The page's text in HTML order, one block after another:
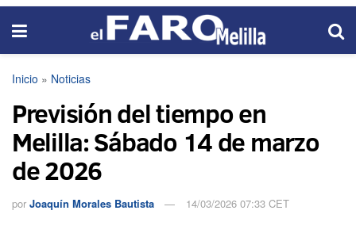
Inicio » Noticias
Previsión del tiempo en
Melilla: Sábado 14 de marzo
de 2026
por Joaquín Morales Bautista 14/03/2026 07:33 CET